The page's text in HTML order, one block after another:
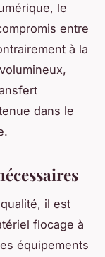
le
entre
à la
dans le
il est
flocage à
équipements